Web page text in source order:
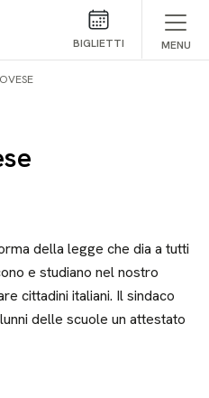
BIGLIETTI MENU
della legge che dia a tutti
e studiano nel nostro
cittadini italiani. Il sindaco
delle scuole un attestato